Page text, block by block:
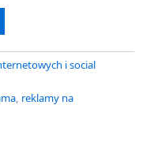
i social
, reklamy na